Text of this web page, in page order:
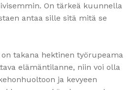
On tärkeä kuunnella
antaa sille sitä mitä se
takana hektinen työrupeama
elämäntilanne, niin voi olla
ja kevyeen